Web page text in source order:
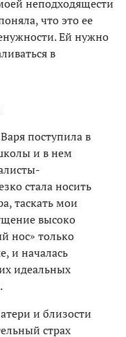
неподходящести
что это ее
Ей нужно
в
поступила в
и в нем
стала носить
таскать мои
высоко
нос» только
и началась
идеальных
и близости
страх